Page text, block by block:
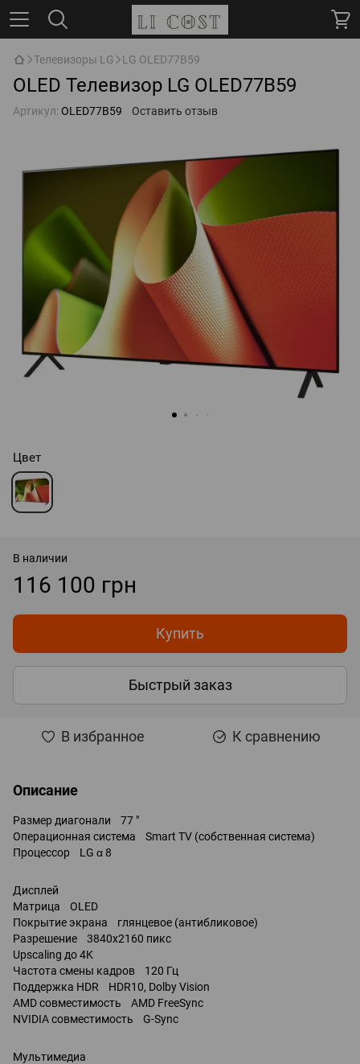
Телевизоры LG LG OLED77B59
OLED Телевизор LG OLED77B59
Артикул: OLED77B59 Оставить отзыв
Цвет
В наличии
116 100 грн
Купить
Быстрый заказ
В избранное К сравнению
Описание
Размер диагонали 77 "
Операционная система Smart TV (собственная система)
Процессор LG α 8
Дисплей
Матрица OLED
Покрытие экрана глянцевое (антибликовое)
Разрешение 3840x2160 пикс
Upscaling до 4K
Частота смены кадров 120 Гц
Поддержка HDR HDR10, Dolby Vision
AMD совместимость AMD FreeSync
NVIDIA совместимость G-Sync
Мультимедиа